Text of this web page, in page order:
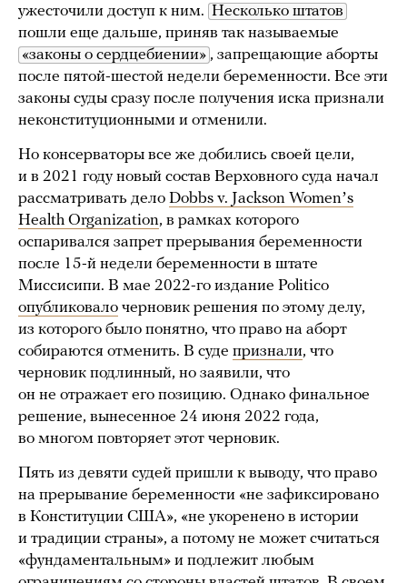
ужесточили доступ к ним. Несколько штатов
пошли еще дальше, приняв так называемые
«законы о сердцебиении» , запрещающие аборты
после пятой-шестой недели беременности. Все эти
законы суды сразу после получения иска признали
неконституционными и отменили.
Но консерваторы все же добились своей цели,
и в 2021 году новый состав Верховного суда начал
рассматривать дело Dobbs v. Jackson Womenʼs
Health Organization, в рамках которого
оспаривался запрет прерывания беременности
после 15-й недели беременности в штате
Миссисипи. В мае 2022-го издание Politico
опубликовало черновик решения по этому делу,
из которого было понятно, что право на аборт
собираются отменить. В суде признали, что
черновик подлинный, но заявили, что
он не отражает его позицию. Однако финальное
решение, вынесенное 24 июня 2022 года,
во многом повторяет этот черновик.
Пять из девяти судей пришли к выводу, что право
на прерывание беременности «не зафиксировано
в Конституции США», «не укоренено в истории
и традиции страны», а потому не может считаться
«фундаментальным» и подлежит любым